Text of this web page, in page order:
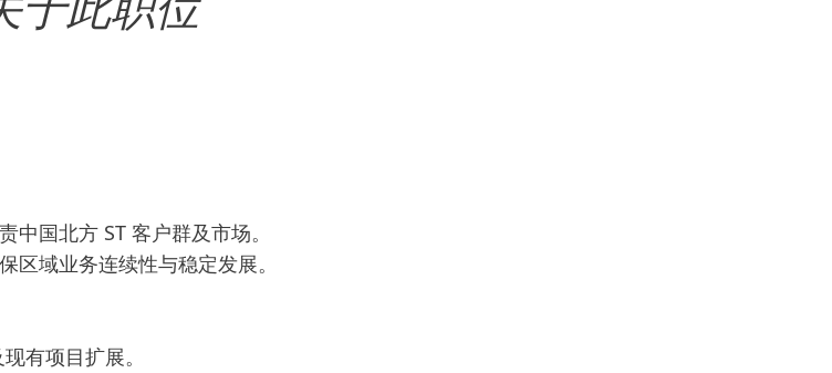
于此职位
中国北方 ST 客户群及市场。
区域业务连续性与稳定发展。
有项目扩展。